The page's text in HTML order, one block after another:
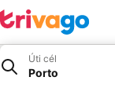
Úti cél
Porto